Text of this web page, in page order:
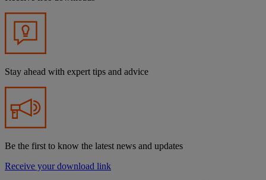
Stay ahead with expert tips and advice
Be the first to know the latest news and updates
Receive your download link